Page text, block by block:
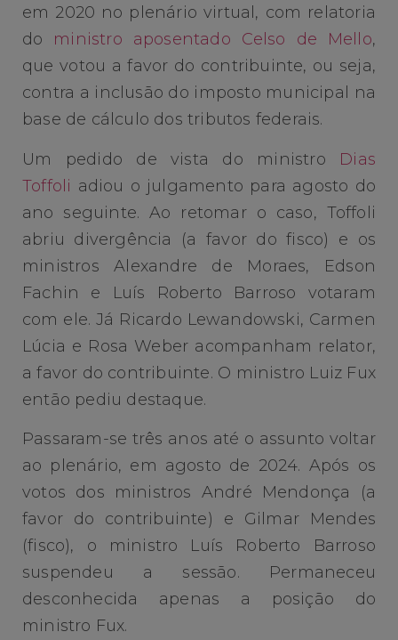
em 2020 no plenário virtual, com relatoria
do ministro aposentado Celso de Mello,
que votou a favor do contribuinte, ou seja,
contra a inclusão do imposto municipal na
base de cálculo dos tributos federais.
Um pedido de vista do ministro Dias
Toffoli adiou o julgamento para agosto do
ano seguinte. Ao retomar o caso, Toffoli
abriu divergência (a favor do fisco) e os
ministros Alexandre de Moraes, Edson
Fachin e Luís Roberto Barroso votaram
com ele. Já Ricardo Lewandowski, Carmen
Lúcia e Rosa Weber acompanham relator,
a favor do contribuinte. O ministro Luiz Fux
então pediu destaque.
Passaram-se três anos até o assunto voltar
ao plenário, em agosto de 2024. Após os
votos dos ministros André Mendonça (a
favor do contribuinte) e Gilmar Mendes
(fisco), o ministro Luís Roberto Barroso
suspendeu a sessão. Permaneceu
desconhecida apenas a posição do
ministro Fux.